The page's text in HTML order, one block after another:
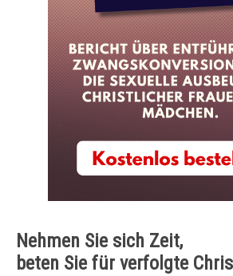
Nehmen Sie sich Zeit,
beten Sie für verfolgte